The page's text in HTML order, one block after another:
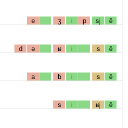
e ʒ i p sj ẽ
d ə ʁ i s ẽ
a b i s ẽ
s i ʁj ẽ